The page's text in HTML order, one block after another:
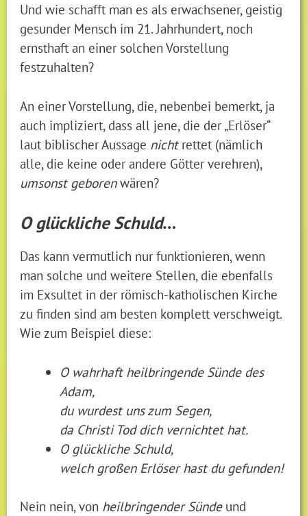
Und wie schafft man es als erwachsener, geistig
gesunder Mensch im 21. Jahrhundert, noch
ernsthaft an einer solchen Vorstellung
festzuhalten?
An einer Vorstellung, die, nebenbei bemerkt, ja
auch impliziert, dass all jene, die der „Erlöser“
laut biblischer Aussage nicht rettet (nämlich
alle, die keine oder andere Götter verehren),
umsonst geborenwären?
O glückliche Schuld…
Das kann vermutlich nur funktionieren, wenn
man solche und weitere Stellen, die ebenfalls
im Exsultet in der römisch-katholischen Kirche
zu finden sind am besten komplett verschweigt.
Wie zum Beispiel diese:
O wahrhaft heilbringende Sünde des
Adam,
du wurdest uns zum Segen,
da Christi Tod dich vernichtet hat.
O glückliche Schuld,
welch großen Erlöser hast du gefunden!
Nein nein, von heilbringender Sündeund